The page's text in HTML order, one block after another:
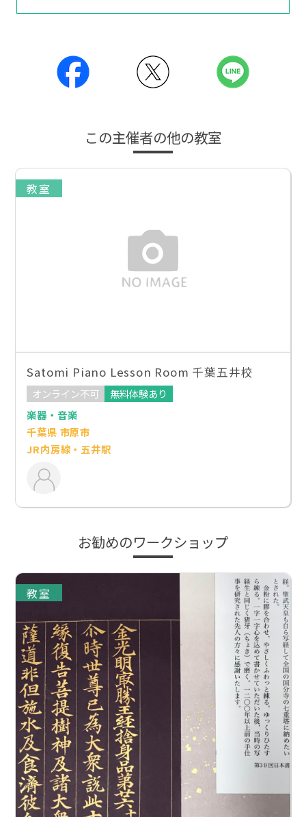
この主催者の他の教室
教室
Satomi Piano Lesson Room 千葉五井校
オンライン不可
無料体験あり
楽器・音楽
千葉県 市原市
JR内房線・五井駅
お勧めのワークショップ
教室